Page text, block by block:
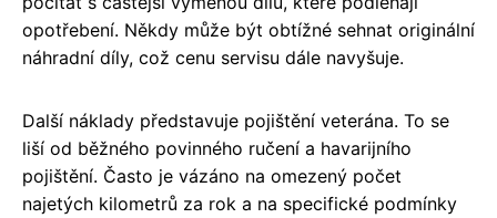
opotřebení. Někdy může být obtížné sehnat originální
náhradní díly, což cenu servisu dále navyšuje.
Další náklady představuje pojištění veterána. To se
liší od běžného povinného ručení a havarijního
pojištění. Často je vázáno na omezený počet
najetých kilometrů za rok a na specifické podmínky